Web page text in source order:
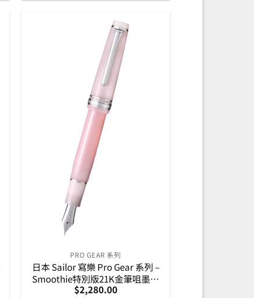
PRO GEAR 系列
日本 Sailor 寫樂 Pro Gear 系列 –
Smoothie特別版21K金筆咀墨水
筆-Wild Berry野莓 (11-4170-231)
$2,280.00